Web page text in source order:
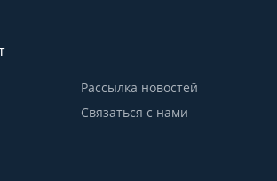
Рассылка новостей
Связаться с нами